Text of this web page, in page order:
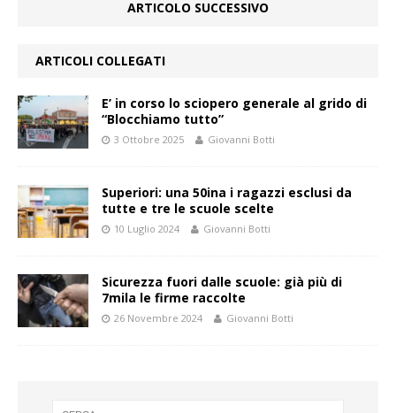
ARTICOLO SUCCESSIVO
ARTICOLI COLLEGATI
E’ in corso lo sciopero generale al grido di
“Blocchiamo tutto”
3 Ottobre 2025 Giovanni Botti
Superiori: una 50ina i ragazzi esclusi da
tutte e tre le scuole scelte
10 Luglio 2024 Giovanni Botti
Sicurezza fuori dalle scuole: già più di
7mila le firme raccolte
26 Novembre 2024 Giovanni Botti